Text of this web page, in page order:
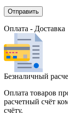
Оплата - Доставка
Безналичный
Оплата товаров
расчетный счёт
счёту.